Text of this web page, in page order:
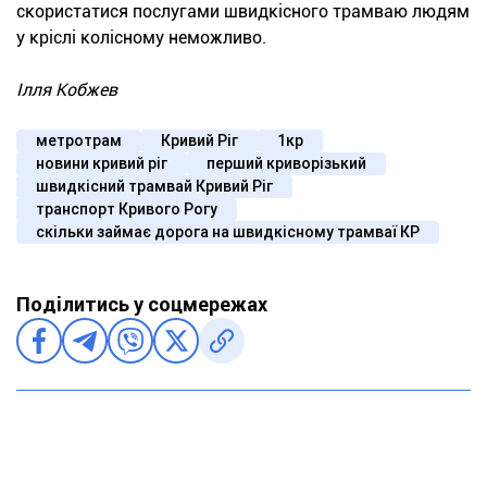
скористатися послугами швидкісного трамваю людям
у кріслі колісному неможливо.
Ілля Кобжев
метротрам Кривий Ріг
1кр
новини кривий ріг
перший криворізький
швидкісний трамвай Кривий Ріг
транспорт Кривого Рогу
скільки займає дорога на швидкісному трамваї КР
Поділитись у соцмережах